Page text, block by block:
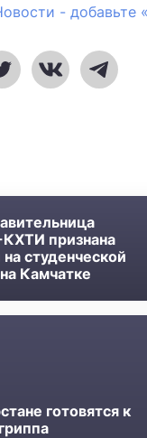
- добавьте
признана
студенческой
Камчатке
готовятся к